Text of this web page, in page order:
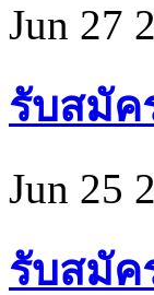
Jun 27
รับสมัค
Jun 25
รับสมัค